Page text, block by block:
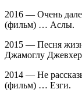
2016 — Очень
(фильм) … Аслы.
2015 — Песня
Джамоглу
2014 — Не
(фильм) … Езги.